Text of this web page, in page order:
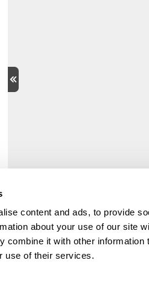
content and ads, to provide
about your use of our site
combine it with other information
use of their services.